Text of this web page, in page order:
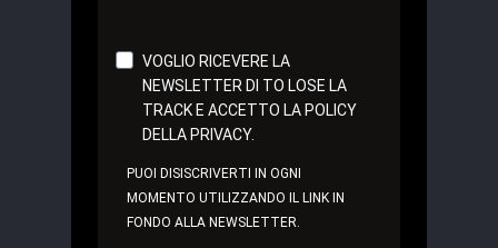
VOGLIO RICEVERE LA
NEWSLETTER DI TO LOSE LA
TRACK E ACCETTO LA POLICY
DELLA PRIVACY.
PUOI DISISCRIVERTI IN OGNI
MOMENTO UTILIZZANDO IL LINK IN
FONDO ALLA NEWSLETTER.